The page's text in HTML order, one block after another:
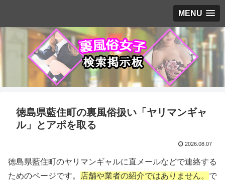
MENU
徳島県藍住町の裏風俗扱い「ヤリマンギャ
ル」とアポを取る
2026.08.07
徳島県藍住町のヤリマンギャルに直メールなどで連絡する
ためのページです。
店舗や業者の紹介ではありません。 で